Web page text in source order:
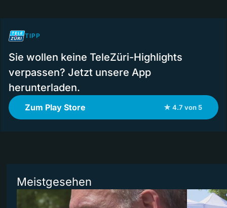
TIPP
Sie wollen keine TeleZüri-Highlights
verpassen? Jetzt unsere App
herunterladen.
Zum Play Store ★ 4.7 von 5
Meistgesehen